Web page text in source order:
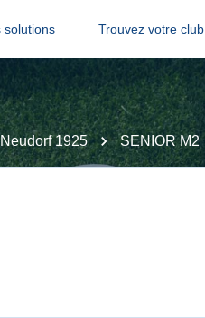
solutions Trouvez votre club
1925 SENIOR M2